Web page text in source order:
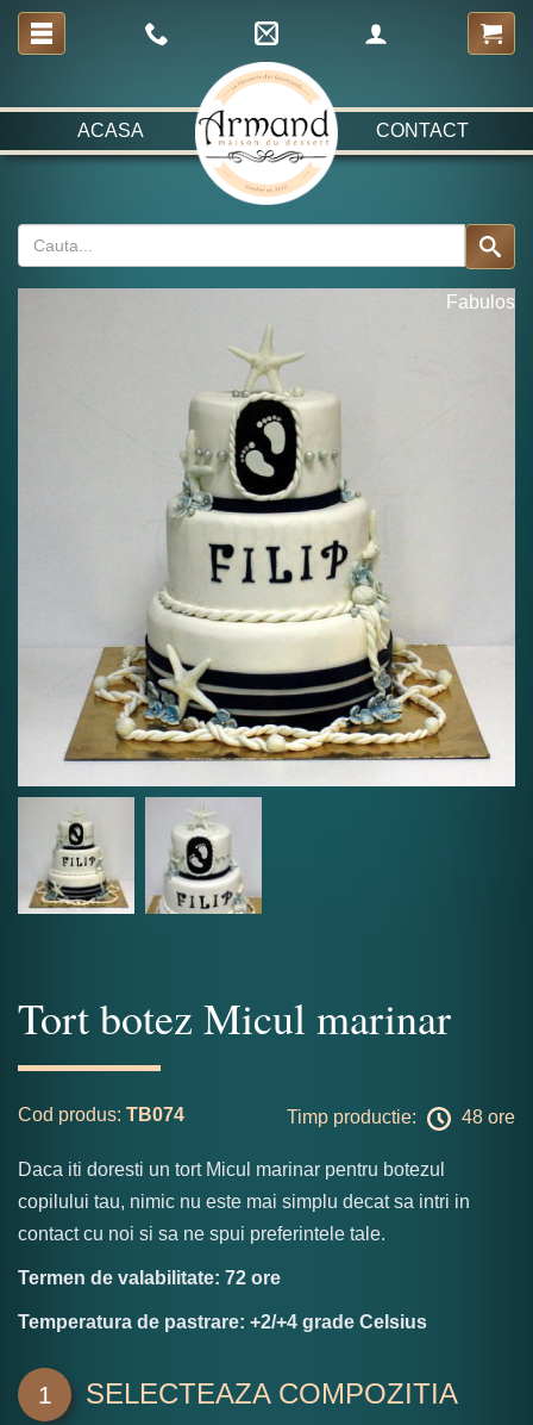
ACASA CONTACT
Fabulos
Tort botez Micul marinar
Cod produs: TB074 Timp productie: 48 ore
Daca iti doresti un tort Micul marinar pentru botezul
copilului tau, nimic nu este mai simplu decat sa intri in
contact cu noi si sa ne spui preferintele tale.
Termen de valabilitate: 72 ore
Temperatura de pastrare: +2/+4 grade Celsius
1 SELECTEAZA COMPOZITIA